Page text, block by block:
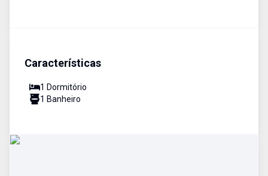
Características
1 Dormitório
1 Banheiro